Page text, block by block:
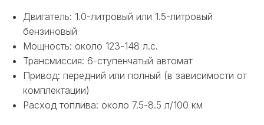
Двигатель: 1.0-литровый или 1.5-литровый
бензиновый
Мощность: около 123-148 л.с.
Трансмиссия: 6-ступенчатый автомат
Привод: передний или полный (в зависимости от
комплектации)
Расход топлива: около 7.5-8.5 л/100 км